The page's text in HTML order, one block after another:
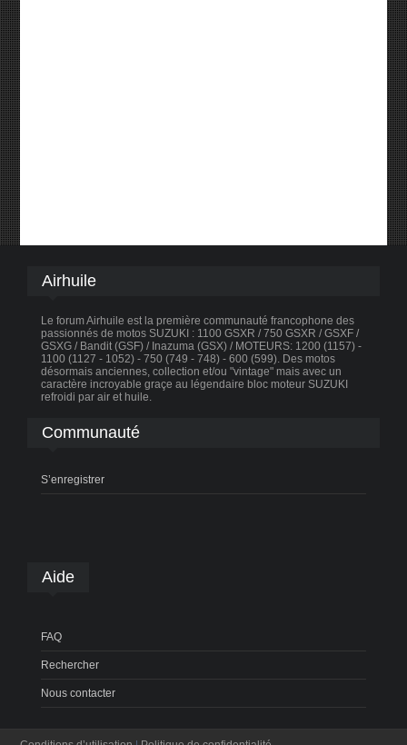
Airhuile
Le forum Airhuile est la première communauté francophone des
passionnés de motos SUZUKI : 1100 GSXR / 750 GSXR / GSXF /
GSXG / Bandit (GSF) / Inazuma (GSX) / MOTEURS: 1200 (1157) -
1100 (1127 - 1052) - 750 (749 - 748) - 600 (599). Des motos
désormais anciennes, collection et/ou "vintage" mais avec un
caractère incroyable graçe au légendaire bloc moteur SUZUKI
refroidi par air et huile.
Communauté
S’enregistrer
Aide
FAQ
Rechercher
Nous contacter